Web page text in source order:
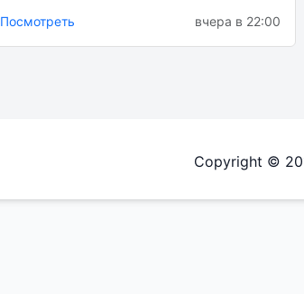
Посмотреть вчера в 22:00
Copyright ©